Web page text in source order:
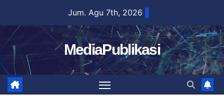
content
Jum. Agu 7th, 2026
MediaPublikasi